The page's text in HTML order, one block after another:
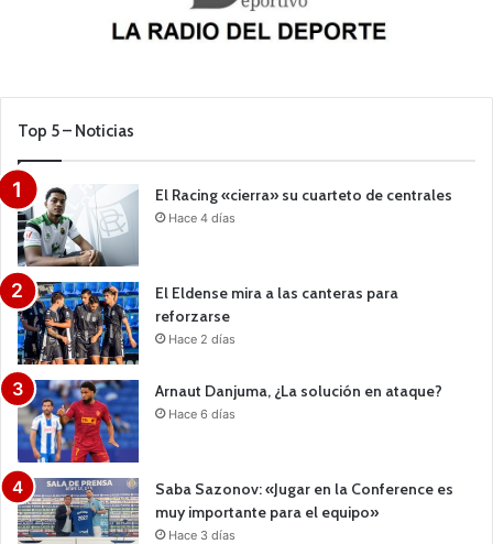
Top 5 – Noticias
El Racing «cierra» su cuarteto de centrales
Hace 4 días
El Eldense mira a las canteras para
reforzarse
Hace 2 días
Arnaut Danjuma, ¿La solución en ataque?
Hace 6 días
Saba Sazonov: «Jugar en la Conference es
muy importante para el equipo»
Hace 3 días